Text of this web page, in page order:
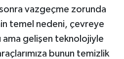
vazgeçme zorunda
temel nedeni, çevreye
ama gelişen teknolojiyle
bunun temizlik